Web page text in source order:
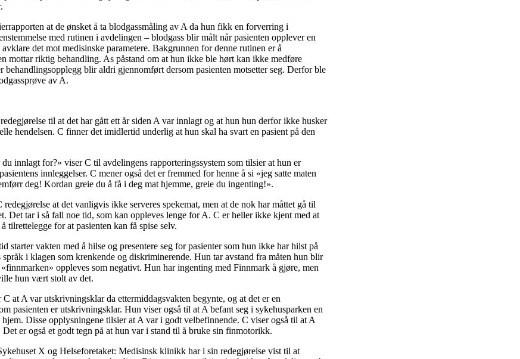
at de ønsket å ta blodgassmåling av A da hun fikk en forverring i
med rutinen i avdelingen – blodgass blir målt når pasienten opplever en
det mot medisinske parametere. Bakgrunnen for denne rutinen er å
mottar riktig behandling. As påstand om at hun ikke ble hørt kan ikke medføre
blir aldri gjennomført dersom pasienten motsetter seg. Derfor ble
av A.
til at det har gått ett år siden A var innlagt og at hun hun derfor ikke husker
hendelsen. C finner det imidlertid underlig at hun skal ha svart en pasient på den
innlagt for?» viser C til avdelingens rapporteringssystem som tilsier at hun er
innleggelser. C mener også det er fremmed for henne å si «jeg satte maten
deg! Kordan greie du å få i deg mat hjemme, greie du ingenting!».
at det vanligvis ikke serveres spekemat, men at de nok har måttet gå til
Det tar i så fall noe tid, som kan oppleves lenge for A. C er heller ikke kjent med at
tilrettelegge for at pasienten kan få spise selv.
starter vakten med å hilse og presentere seg for pasienter som hun ikke har hilst på
i klagen som krenkende og diskriminerende. Hun tar avstand fra måten hun blir
oppleves som negativt. Hun har ingenting med Finnmark å gjøre, men
hun vært stolt av det.
at A var utskrivningsklar da ettermiddagsvakten begynte, og at det er en
pasienten er utskrivningsklar. Hun viser også til at A befant seg i sykehusparken en
Disse opplysningene tilsier at A var i godt velbefinnende. C viser også til at A
er også et godt tegn på at hun var i stand til å bruke sin finmotorikk.
X og Helseforetaket: Medisinsk klinikk har i sin redegjørelse vist til at